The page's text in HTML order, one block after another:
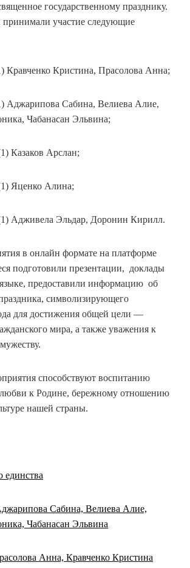
государственному празднику.
участие следующие
Кристина, Прасолова Анна;
Сабина, Велиева Алие,
Чабанасан Эльвина;
Казаков Арслан;
Яценко Алина;
Адживела Эльдар, Доронин Кирилл.
в онлайн формате на платформе
подготовили презентации, доклады
предоставили информацию об
символизирующего
для достижения общей цели —
мира, а также уважения к
способствуют воспитанию
к Родине, бережному отношению
нашей страны.
единства
Сабина, Велиева Алие,
Чабанасан Эльвина
Анна, Кравченко Кристина